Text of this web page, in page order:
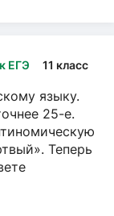
ЕГЭ 11 класс
языку.
25-е.
Теперь